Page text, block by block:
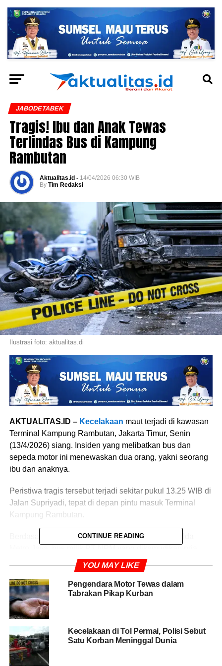
JABODETABEK
Tragis! Ibu dan Anak Tewas
Terlindas Bus di Kampung
Rambutan
Aktualitas.id - 14/04/2026 06:30 WIB
By Tim Redaksi
Ilustrasi foto: aktualitas.di
AKTUALITAS.ID – Kecelakaan maut terjadi di kawasan
Terminal Kampung Rambutan, Jakarta Timur, Senin
(13/4/2026) siang. Insiden yang melibatkan bus dan
sepeda motor ini menewaskan dua orang, yakni seorang
ibu dan anaknya.
Peristiwa tragis tersebut terjadi sekitar pukul 13.25 WIB di
Jalan Supriyadi, tepat di depan pintu masuk Terminal
Kampung Rambutan.
Berdasarkan keterangan pihak kepolisian dari Polda
berinisial BA (33) melaju dari arah timur menuju barat.
Saat tiba di lokasi kejadian, bus berusaha berbelok ke kiri
untuk masuk ke area terminal.
Namun pada saat bersamaan, sepeda motor Honda PCX
yang dikendarai ERJ bersama anaknya, DF, melintas di
jalur tersebut. Tabrakan pun tak terhindarkan.
BACA JUGA
CONTINUE READING
YOU MAY LIKE
Pengendara Motor Tewas dalam
Tabrakan Pikap Kurban
Kecelakaan di Tol Permai, Polisi Sebut
Satu Korban Meninggal Dunia